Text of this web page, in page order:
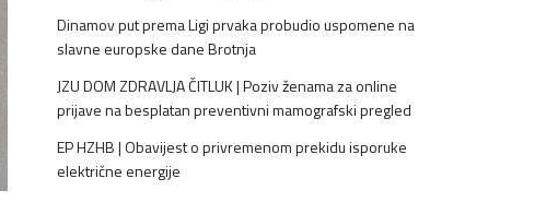
Dinamov put prema Ligi prvaka probudio uspomene na
slavne europske dane Brotnja
JZU DOM ZDRAVLJA ČITLUK | Poziv ženama za online
prijave na besplatan preventivni mamografski pregled
EP HZHB | Obavijest o privremenom prekidu isporuke
električne energije